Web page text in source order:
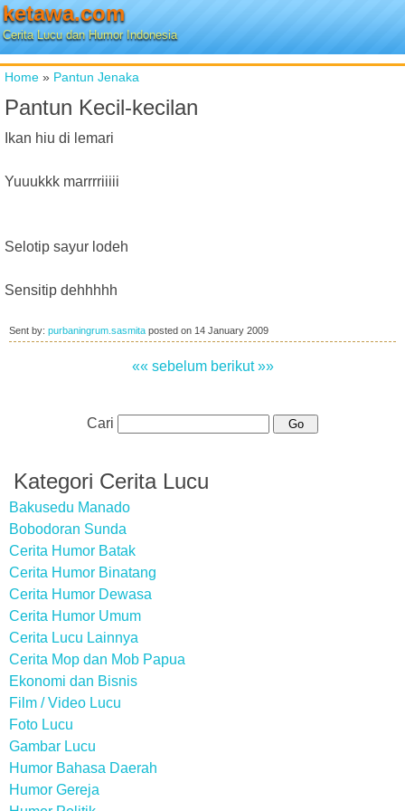
ketawa.com
Cerita Lucu dan Humor Indonesia
Home » Pantun Jenaka
Pantun Kecil-kecilan
Ikan hiu di lemari
Yuuukkk marrrriiiii
Selotip sayur lodeh
Sensitip dehhhhh
Sent by: purbaningrum.sasmita posted on 14 January 2009
«« sebelum berikut »»
Cari
Kategori Cerita Lucu
Bakusedu Manado
Bobodoran Sunda
Cerita Humor Batak
Cerita Humor Binatang
Cerita Humor Dewasa
Cerita Humor Umum
Cerita Lucu Lainnya
Cerita Mop dan Mob Papua
Ekonomi dan Bisnis
Film / Video Lucu
Foto Lucu
Gambar Lucu
Humor Bahasa Daerah
Humor Gereja